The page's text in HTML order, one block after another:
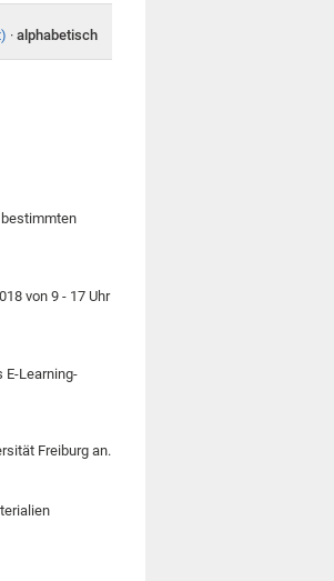
· alphabetisch
bestimmten
von 9 - 17 Uhr
E-Learning-
Freiburg an.